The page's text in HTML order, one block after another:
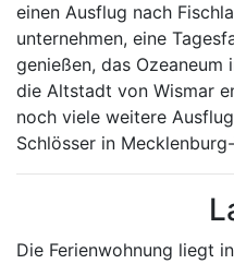
einen Ausflug nach
unternehmen, eine
genießen, das Ozeaneum
die Altstadt von Wismar
noch viele weitere
Schlösser in
Die Ferienwohnung liegt